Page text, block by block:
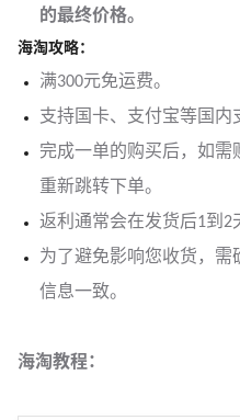
的最终价格。
海淘攻略：
满300元免运费。
支持国卡、支付宝等国内
完成一单的购买后，如需
重新跳转下单。
返利通常会在发货后1到2
为了避免影响您收货，
信息一致。
海淘教程：